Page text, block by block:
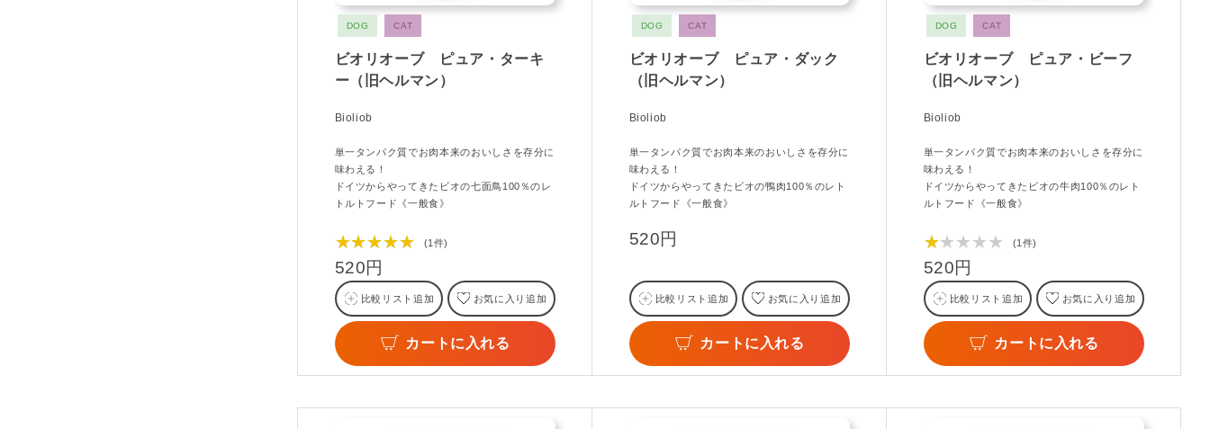
DOG CAT
ビオリオーブ ピュア・ターキ
ー（旧ヘルマン）
Bioliob
単一タンパク質でお肉本来のおいしさを存分に
味わえる！
ドイツからやってきたビオの七面鳥100％のレ
トルトフード《一般食》
★★★★★ (1件)
520円
比較リスト追加 お気に入り追加
カートに入れる
DOG CAT
ビオリオーブ ピュア・ダック
（旧ヘルマン）
Bioliob
単一タンパク質でお肉本来のおいしさを存分に
味わえる！
ドイツからやってきたビオの鴨肉100％のレト
ルトフード《一般食》
520円
比較リスト追加 お気に入り追加
カートに入れる
DOG CAT
ビオリオーブ ピュア・ビーフ
（旧ヘルマン）
Bioliob
単一タンパク質でお肉本来のおいしさを存分に
味わえる！
ドイツからやってきたビオの牛肉100％のレト
ルトフード《一般食》
★★★★★ (1件)
520円
比較リスト追加 お気に入り追加
カートに入れる